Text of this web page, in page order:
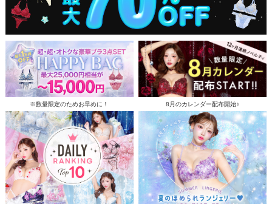
※数量限定のためお早めに！ 8月のカレンダー配布開始♪